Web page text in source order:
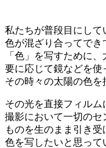
私たちが普段目にし
色が混ざり合ってで
「色」を写すために
要に応じて鏡などを使
その時々の太陽の色を
その光を直接フィルム
撮影において一切の
ものを生のまま引き
色を写したいと思って